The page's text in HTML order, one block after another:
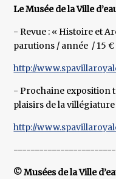
Le Musée de la Ville
- Revue : « Histoire et
parutions / année / 15 €
http://
- Prochaine exposition
plaisirs de la villégiature
http://
© Musées de la Ville